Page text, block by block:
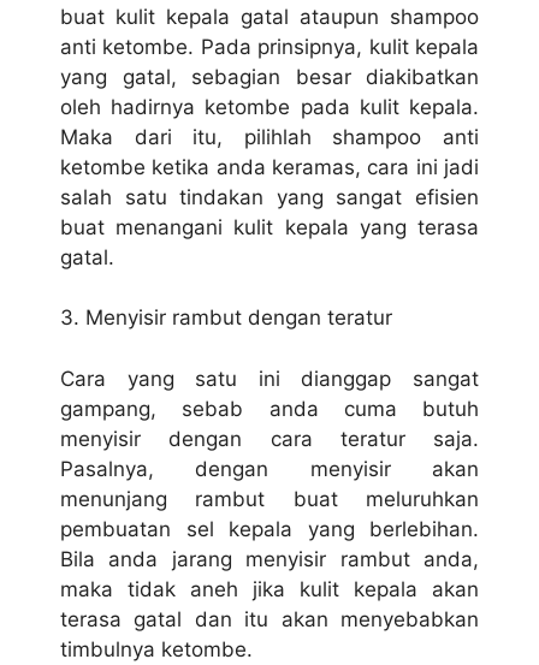
buat kulit kepala gatal ataupun shampoo
anti ketombe. Pada prinsipnya, kulit kepala
yang gatal, sebagian besar diakibatkan
oleh hadirnya ketombe pada kulit kepala.
Maka dari itu, pilihlah shampoo anti
ketombe ketika anda keramas, cara ini jadi
salah satu tindakan yang sangat efisien
buat menangani kulit kepala yang terasa
gatal.
3. Menyisir rambut dengan teratur
Cara yang satu ini dianggap sangat
gampang, sebab anda cuma butuh
menyisir dengan cara teratur saja.
Pasalnya, dengan menyisir akan
menunjang rambut buat meluruhkan
pembuatan sel kepala yang berlebihan.
Bila anda jarang menyisir rambut anda,
maka tidak aneh jika kulit kepala akan
terasa gatal dan itu akan menyebabkan
timbulnya ketombe.